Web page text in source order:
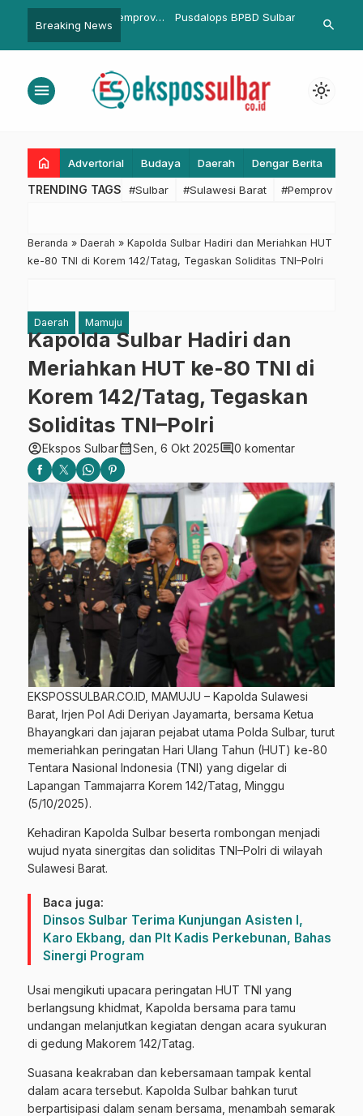
Breaking News
Nyata
Pusdalops BPBD Sulbar
Kencang di Pesisir Kota Polewali
Pemprov
untuk 13.470
search
menu light_mode
home Advertorial Budaya Daerah Dengar Berita
TRENDING TAGS #Sulbar #Sulawesi Barat #Pemprov
Beranda » Daerah » Kapolda Sulbar Hadiri dan Meriahkan HUT
ke-80 TNI di Korem 142/Tatag, Tegaskan Soliditas TNI–Polri
Daerah Mamuju
Kapolda Sulbar Hadiri dan
Meriahkan HUT ke-80 TNI di
Korem 142/Tatag, Tegaskan
Soliditas TNI–Polri
account_circleEkspos Sulbarcalendar_monthSen, 6 Okt 2025comment0 komentar
EKSPOSSULBAR.CO.ID, MAMUJU – Kapolda Sulawesi
Barat, Irjen Pol Adi Deriyan Jayamarta, bersama Ketua
Bhayangkari dan jajaran pejabat utama Polda Sulbar, turut
memeriahkan peringatan Hari Ulang Tahun (HUT) ke-80
Tentara Nasional Indonesia (TNI) yang digelar di
Lapangan Tammajarra Korem 142/Tatag, Minggu
(5/10/2025).
Kehadiran Kapolda Sulbar beserta rombongan menjadi
wujud nyata sinergitas dan soliditas TNI–Polri di wilayah
Sulawesi Barat.
Baca juga:
Dinsos Sulbar Terima Kunjungan Asisten I,
Karo Ekbang, dan Plt Kadis Perkebunan, Bahas
Sinergi Program
Usai mengikuti upacara peringatan HUT TNI yang
berlangsung khidmat, Kapolda bersama para tamu
undangan melanjutkan kegiatan dengan acara syukuran
di gedung Makorem 142/Tatag.
Suasana keakraban dan kebersamaan tampak kental
dalam acara tersebut. Kapolda Sulbar bahkan turut
berpartisipasi dalam senam bersama, menambah semarak